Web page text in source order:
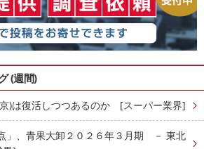
(週間)
)は復活しつつあるのか [スーパー業界]
」、青果大卸２０２６年３月期 － 東北